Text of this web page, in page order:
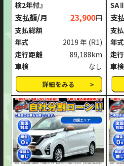
検2年付』
支払額/月 23,900円
支払総額
年式
2019 年 (R1)
走行距離
89,188km
車検
なし
詳細をみる
支
支
年式
走
車検
四国エリア